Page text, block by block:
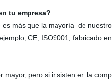
tu empresa?
más que la mayoría de
CE, ISO9001, fabricado
pero si insisten en la